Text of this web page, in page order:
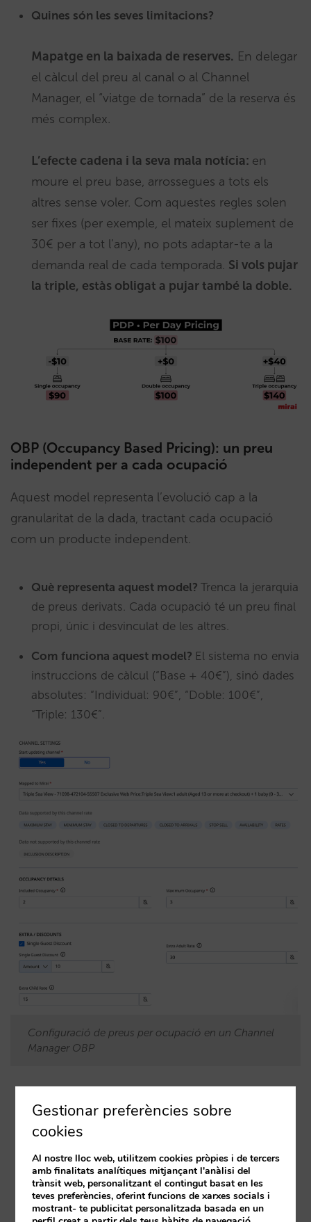
Quines són les seves limitacions?
Mapatge en la baixada de reserves. En delegar
el càlcul del preu al canal o al Channel
Manager, el “viatge de tornada” de la reserva és
més complex.
L’efecte cadena i la seva mala notícia: en
moure el preu base, arrossegues a tots els
altres sense voler. Com aquestes regles solen
ser fixes (per exemple, el mateix suplement de
30€ per a tot l’any), no pots adaptar-te a la
demanda real de cada temporada. Si vols pujar
la triple, estàs obligat a pujar també la doble.
OBP (Occupancy Based Pricing): un preu
independent per a cada ocupació
Aquest model representa l’evolució cap a la
granularitat de la dada, tractant cada ocupació
com un producte independent.
Què representa aquest model? Trenca la jerarquia
de preus derivats. Cada ocupació té un preu final
propi, únic i desvinculat de les altres.
Com funciona aquest model? El sistema no envia
instruccions de càlcul (“Base + 40€”), sinó dades
absolutes: “Individual: 90€”, “Doble: 100€”,
“Triple: 130€”.
Configuració de preus per ocupació en un Channel
Manager OBP
Qui té el control del preu final?:
resideix en el
sistema que genera el preu (RMS, Channel
forma explícita. No obstant això, sovint aquests
preus neixen de càlculs lineals en origen.
Gestionar preferències sobre
cookies
Al nostre lloc web, utilitzem cookies pròpies i de tercers
amb finalitats analítiques mitjançant l'anàlisi del
trànsit web, personalitzant el contingut basat en les
teves preferències, oferint funcions de xarxes socials i
mostrant- te publicitat personalitzada basada en un